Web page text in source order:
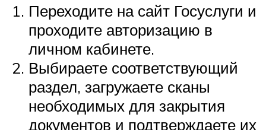
Переходите на сайт Госуслуги и
проходите авторизацию в
личном кабинете.
Выбираете соответствующий
раздел, загружаете сканы
необходимых для закрытия
документов и подтверждаете их